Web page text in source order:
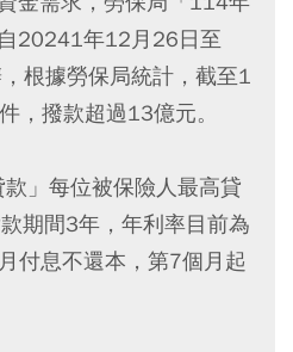
20241年12月26日至
根據勞保局統計，截至1
，撥款超過13億元。
款」每位被保險人最高貸
期間3年，年利率目前為
付息不還本，第7個月起